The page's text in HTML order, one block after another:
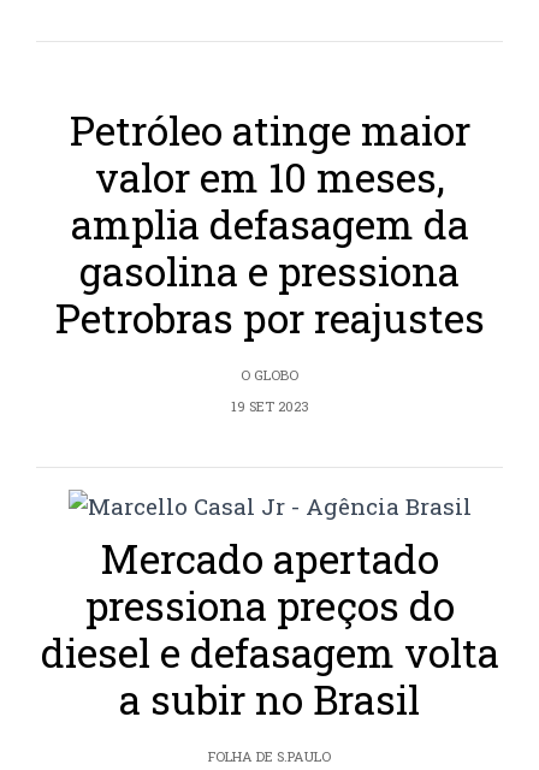
Petróleo atinge maior
valor em 10 meses,
amplia defasagem da
gasolina e pressiona
Petrobras por reajustes
O GLOBO
19 SET 2023
Mercado apertado
pressiona preços do
diesel e defasagem volta
a subir no Brasil
FOLHA DE S.PAULO